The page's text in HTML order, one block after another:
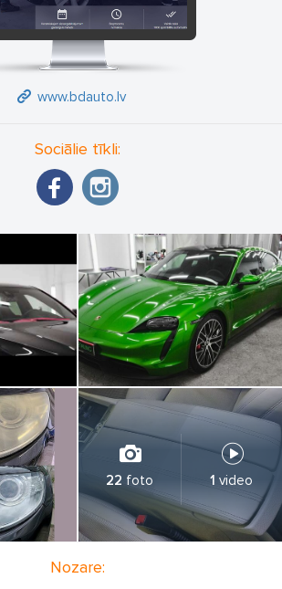
www.bdauto.lv
Sociālie tīkli:
22 foto 1 video
Nozare: